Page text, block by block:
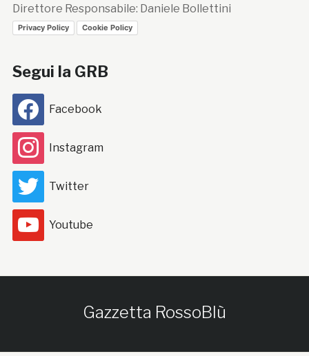
Direttore Responsabile: Daniele Bollettini
Privacy Policy Cookie Policy
Segui la GRB
Facebook
Instagram
Twitter
Youtube
Gazzetta RossoBlù